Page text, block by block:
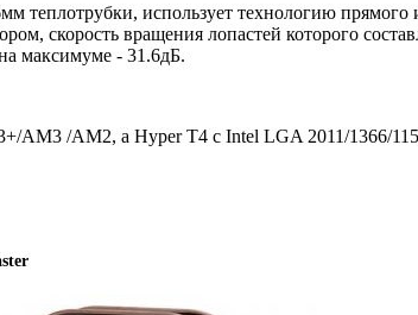
теплотрубки, использует технологию прямого
скорость вращения лопастей которого
максимуме - 31.6дБ.
AM3 /AM2, а Hyper T4 с Intel LGA 2011/1366/